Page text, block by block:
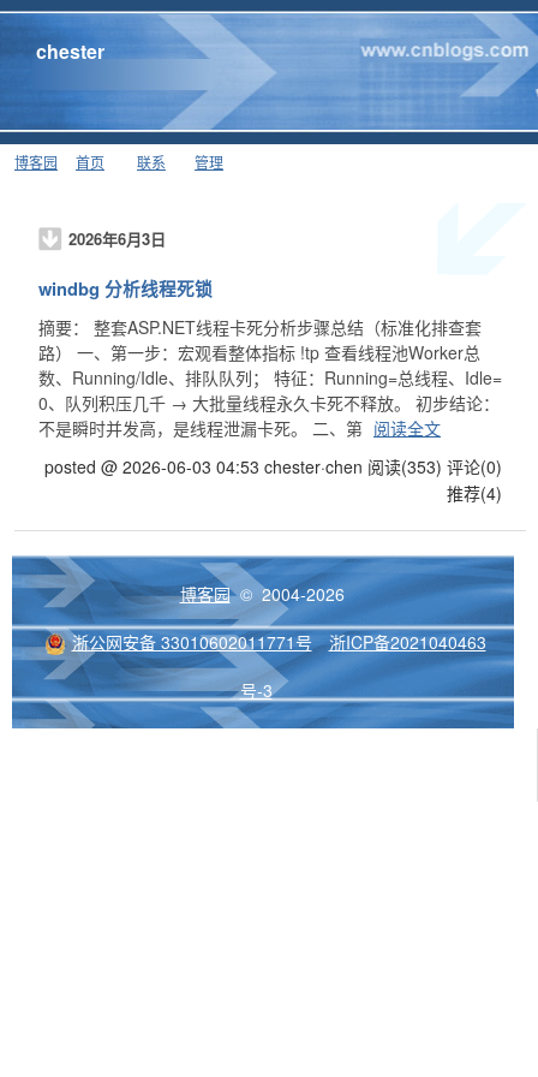
chester
博客园 首页 联系 管理
2026年6月3日
windbg 分析线程死锁
摘要： 整套ASP.NET线程卡死分析步骤总结（标准化排查套
路） 一、第一步：宏观看整体指标 !tp 查看线程池Worker总
数、Running/Idle、排队队列； 特征：Running=总线程、Idle=
0、队列积压几千 → 大批量线程永久卡死不释放。 初步结论：
不是瞬时并发高，是线程泄漏卡死。 二、第 阅读全文
posted @ 2026-06-03 04:53 chester·chen 阅读(353) 评论(0)
推荐(4)
博客园© 2004-2026
浙公网安备 33010602011771号
浙ICP备2021040463
号-3